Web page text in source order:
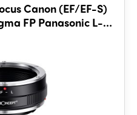
Canon (EF/EF-S)
FP Panasonic L-